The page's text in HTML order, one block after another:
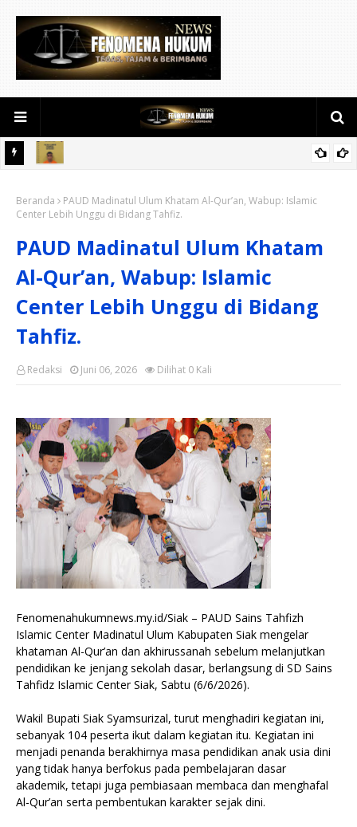
bisa meningkatkan nilai keagamaan ditengah-tengah
masyarakat.
Beranda
PAUD Madinatul Ulum Khatam Al-Qur’an, Wabup: Islamic
Center Lebih Unggu di Bidang Tahfiz.
PAUD Madinatul Ulum Khatam
Al-Qur’an, Wabup: Islamic
Center Lebih Unggu di Bidang
Tahfiz.
Redaksi Dilihat 0 Kali
Juni 06, 2026
Fenomenahukumnews.my.id/Siak – PAUD Sains Tahfizh
Islamic Center Madinatul Ulum Kabupaten Siak mengelar
khataman Al-Qur’an dan akhirussanah sebelum melanjutkan
pendidikan ke jenjang sekolah dasar, berlangsung di SD Sains
Tahfidz Islamic Center Siak, Sabtu (6/6/2026).
Wakil Bupati Siak Syamsurizal, turut menghadiri kegiatan ini,
sebanyak 104 peserta ikut dalam kegiatan itu. Kegiatan ini
menjadi penanda berakhirnya masa pendidikan anak usia dini
yang tidak hanya berfokus pada pembelajaran dasar
akademik, tetapi juga pembiasaan membaca dan menghafal
Al-Qur’an serta pembentukan karakter sejak dini.